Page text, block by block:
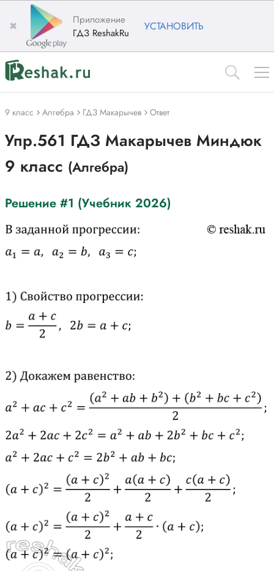
✖
Приложение
ГДЗ ReshakRu
УСТАНОВИТЬ
9 класс Алгебра ГДЗ Макарычев Ответ
Упр.561 ГДЗ Макарычев Миндюк
9 класс (Алгебра)
Решение #1 (Учебник 2026)